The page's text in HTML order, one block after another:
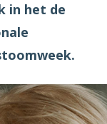
in het de